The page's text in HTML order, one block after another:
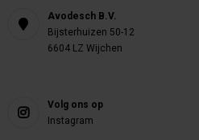
Avodesch B.V.
Bijsterhuizen 50-12
6604 LZ Wijchen
Volg ons op
Instagram